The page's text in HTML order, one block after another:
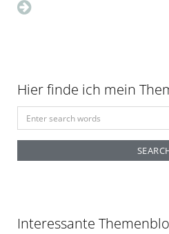
Hier finde ich mein
e
r
o
Interessante